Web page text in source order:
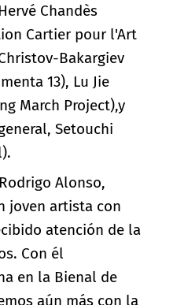
Chandès
Cartier pour l'Art
Bakargiev
13), Lu Jie
March Project),y
Setouchi
Alonso,
joven artista con
atención de la
Con él
en la Bienal de
aún más con la